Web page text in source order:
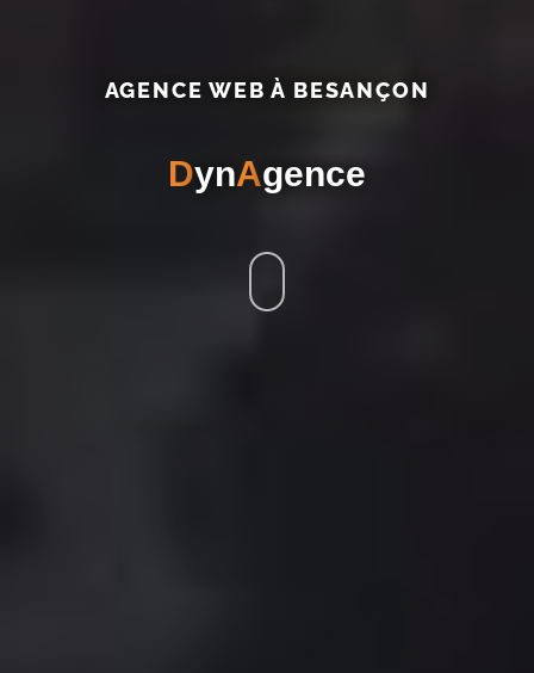
AGENCE WEB À BESANÇON
DynAgence